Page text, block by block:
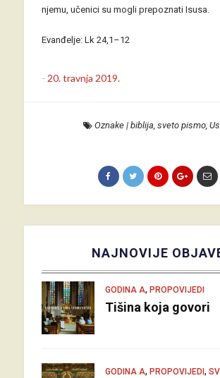
njemu, učenici su mogli prepoznati Isusa.
Evanđelje: Lk 24,1–12
- 20. travnja 2019.
Oznake |biblija,sveto pismo,
NAJNOVIJE
GODINA A, PROPOVIJEDI
Tišina koja govori
GODINA A, PROPOVIJEDI ,